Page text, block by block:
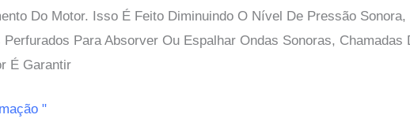
Do Motor. Isso É Feito Diminuindo O Nível De Pressão
Perfurados Para Absorver Ou Espalhar Ondas Sonoras,
É Garantir
"